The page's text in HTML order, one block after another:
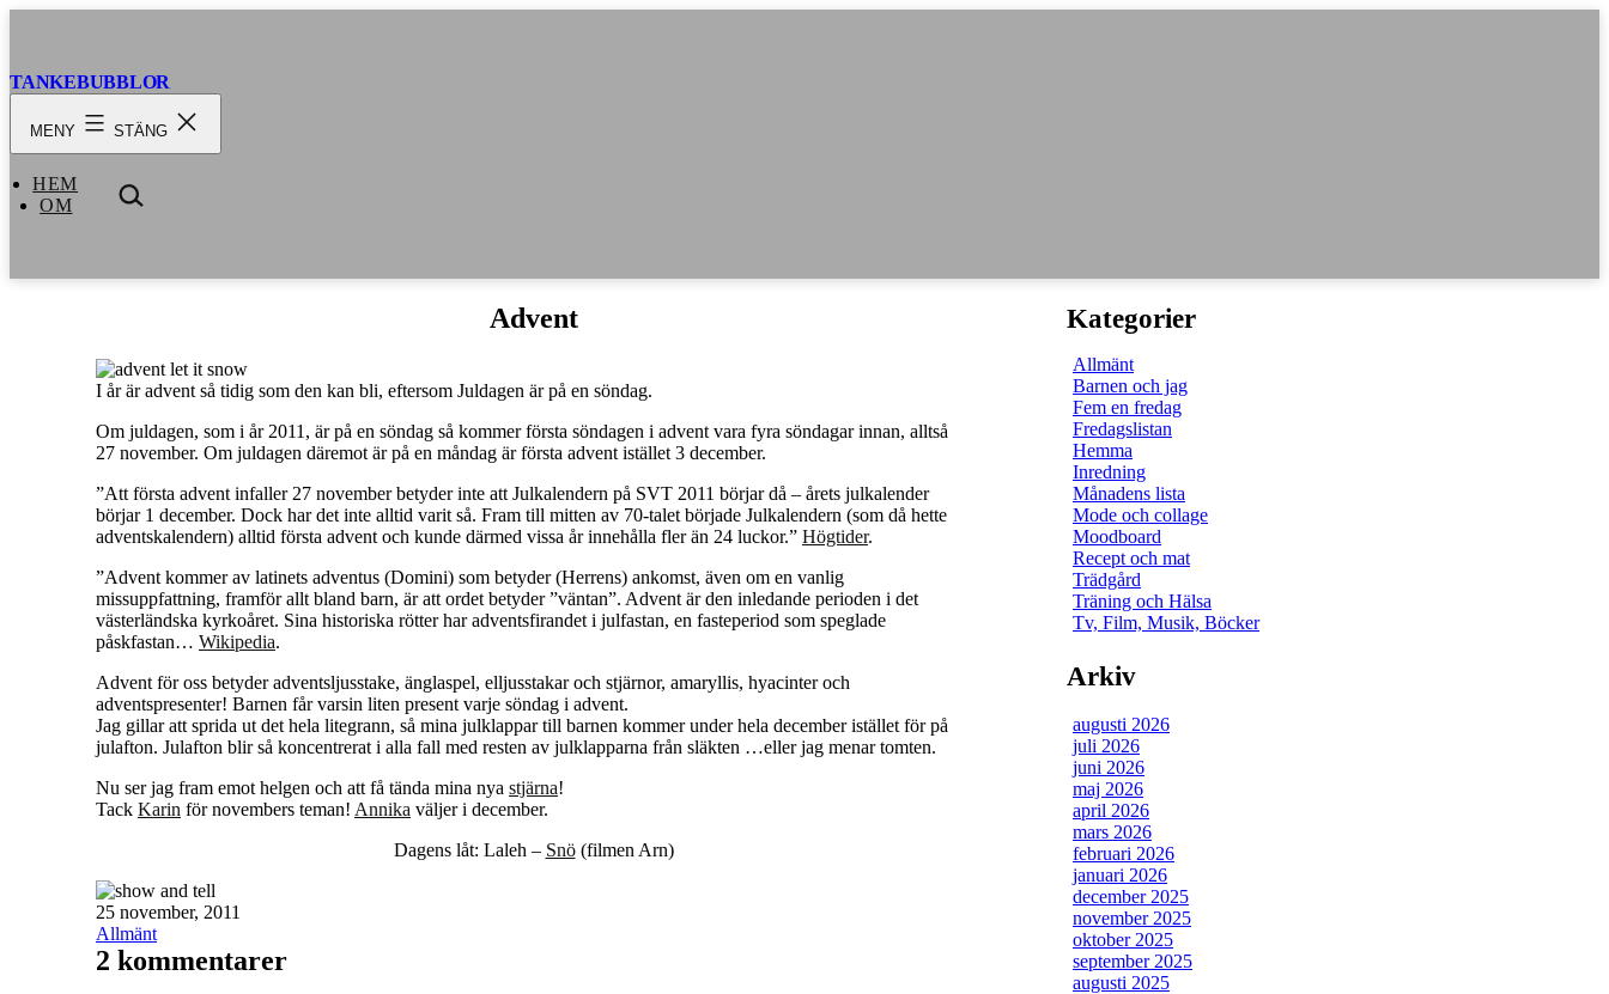
TANKEBUBBLOR
MENY STÄNG
HEM
OM
SÖK
…
Advent
I år är advent så tidig som den kan bli, eftersom Juldagen är på en söndag.
Om juldagen, som i år 2011, är på en söndag så kommer första söndagen i advent vara fyra söndagar innan, alltså
27 november. Om juldagen däremot är på en måndag är första advent istället 3 december.
”Att första advent infaller 27 november betyder inte att Julkalendern på SVT 2011 börjar då – årets julkalender
börjar 1 december. Dock har det inte alltid varit så. Fram till mitten av 70-talet började Julkalendern (som då hette
adventskalendern) alltid första advent och kunde därmed vissa år innehålla fler än 24 luckor.” Högtider.
”Advent kommer av latinets adventus (Domini) som betyder (Herrens) ankomst, även om en vanlig
missuppfattning, framför allt bland barn, är att ordet betyder ”väntan”. Advent är den inledande perioden i det
västerländska kyrkoåret. Sina historiska rötter har adventsfirandet i julfastan, en fasteperiod som speglade
påskfastan… Wikipedia.
Advent för oss betyder adventsljusstake, änglaspel, elljusstakar och stjärnor, amaryllis, hyacinter och
adventspresenter! Barnen får varsin liten present varje söndag i advent.
Jag gillar att sprida ut det hela litegrann, så mina julklappar till barnen kommer under hela december istället för på
julafton. Julafton blir så koncentrerat i alla fall med resten av julklapparna från släkten …eller jag menar tomten.
Nu ser jag fram emot helgen och att få tända mina nya stjärna!
Tack Karin för novembers teman! Annika väljer i december.
Dagens låt: Laleh – Snö(filmen Arn)
Publicerat
den
25 november, 2011
Kategoriserat
som
Allmänt
2 kommentarer
Kategorier
Allmänt
Barnen och jag
Fem en fredag
Fredagslistan
Hemma
Inredning
Månadens lista
Mode och collage
Moodboard
Recept och mat
Trädgård
Träning och Hälsa
Tv, Film, Musik, Böcker
Arkiv
augusti 2026
juli 2026
juni 2026
maj 2026
april 2026
mars 2026
februari 2026
januari 2026
december 2025
november 2025
oktober 2025
september 2025
augusti 2025